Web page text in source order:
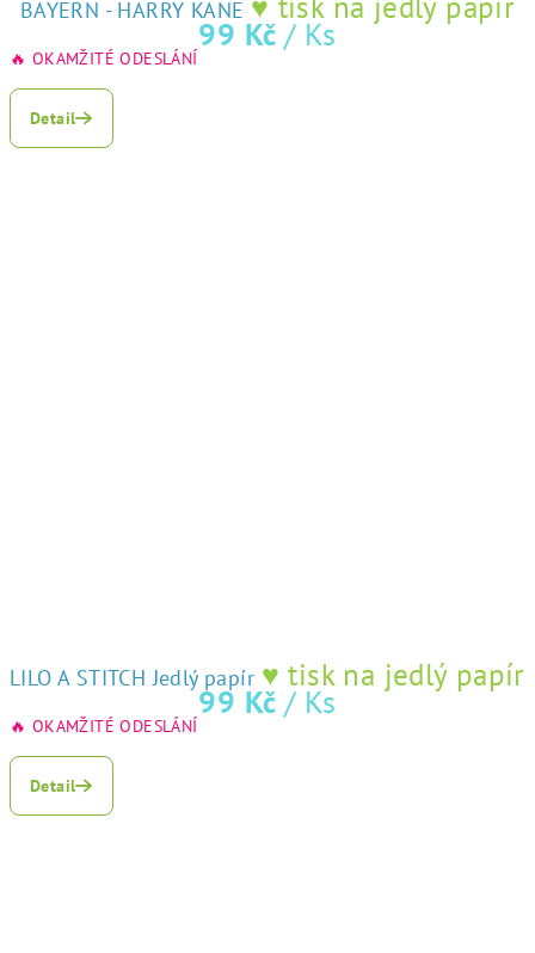
BAYERN - HARRY KANE
99 Kč / Ks
🔥 OKAMŽITÉ ODESLÁNÍ
Detail
LILO A STITCH Jedlý papír ♥ tisk na jedlý papír
99 Kč / Ks
🔥 OKAMŽITÉ ODESLÁNÍ
produktu
je
Detail